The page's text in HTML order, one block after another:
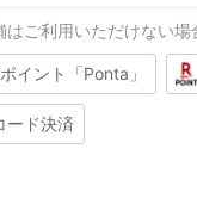
はご利用いただけない場
イント「Ponta」
ード決済